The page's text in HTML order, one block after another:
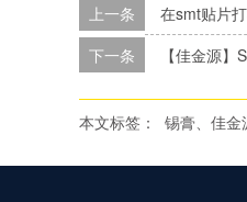
上一条
在smt贴片
下一条 【佳金源
本文标签： 锡膏、佳金